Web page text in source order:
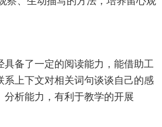
具备了一定的阅读能力，能借助工
系上下文对相关词句谈谈自己的感
分析能力，有利于教学的开展